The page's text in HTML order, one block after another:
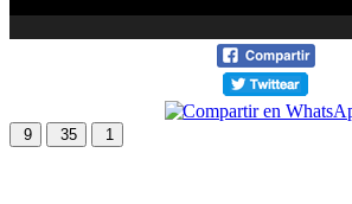
9 35 1